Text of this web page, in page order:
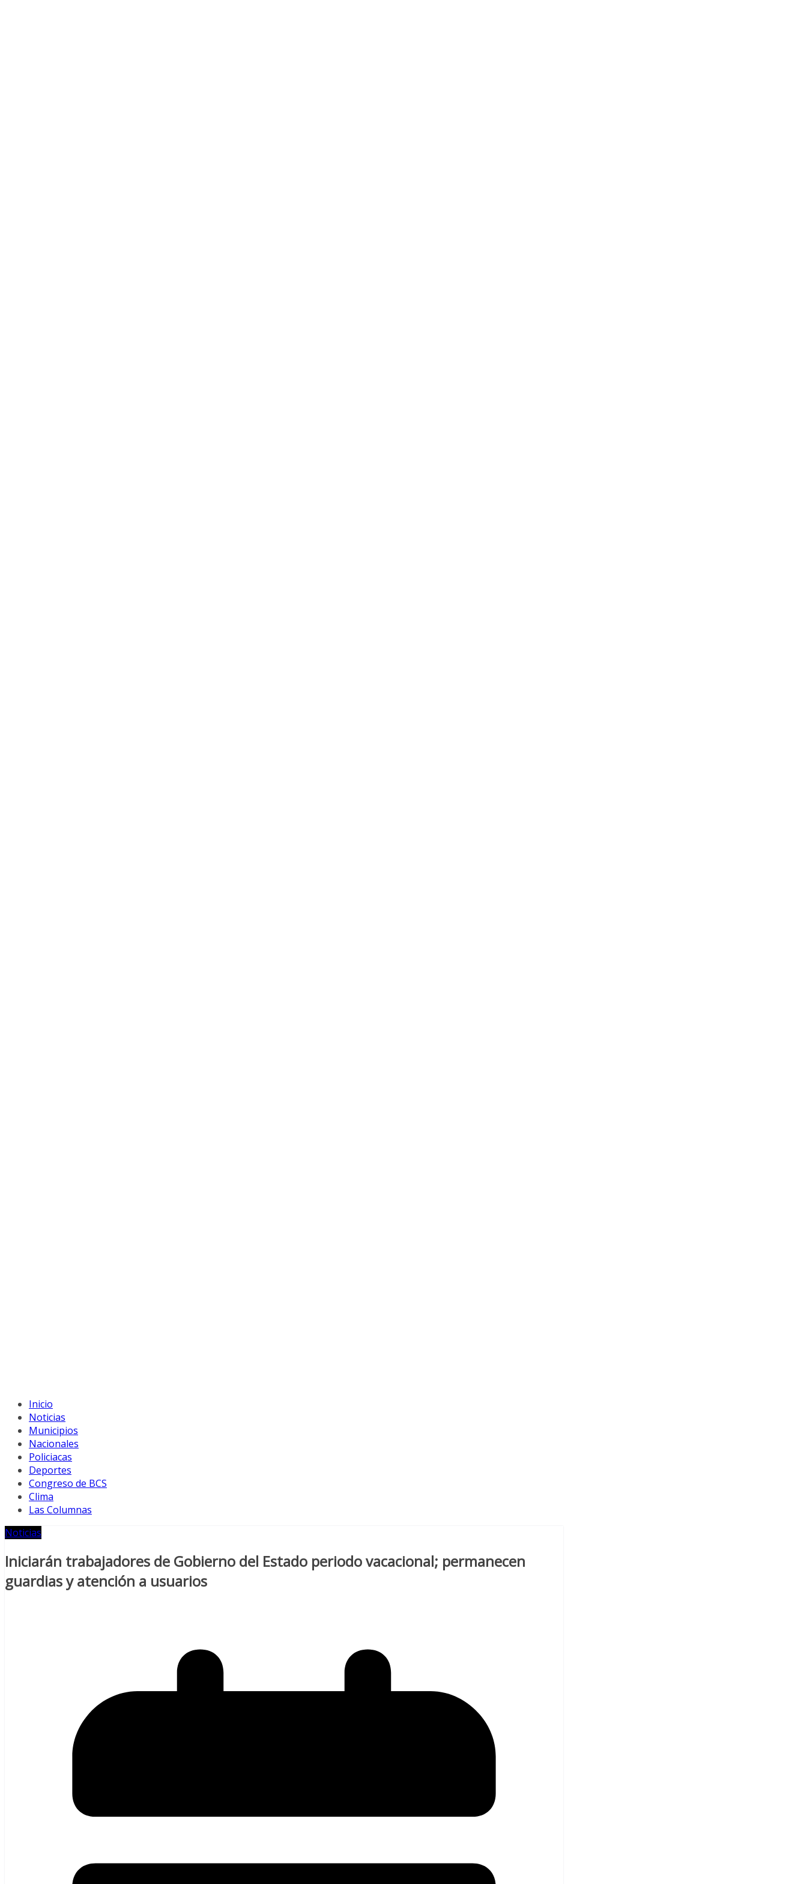
Inicio
Noticias
Municipios
Nacionales
Policiacas
Deportes
Congreso de BCS
Clima
Las Columnas
Noticias
Iniciarán trabajadores de Gobierno del Estado periodo vacacional; permanecen
guardias y atención a usuarios